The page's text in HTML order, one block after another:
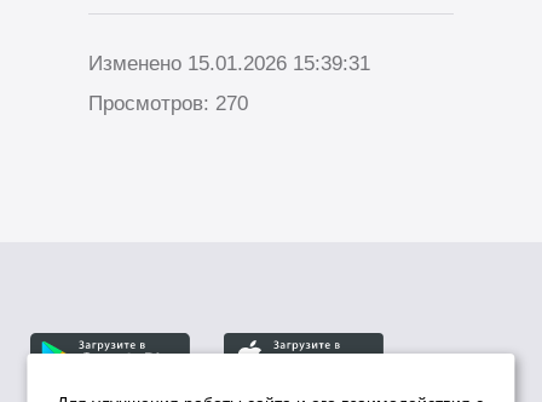
Изменено 15.01.2026 15:39:31
Просмотров: 270